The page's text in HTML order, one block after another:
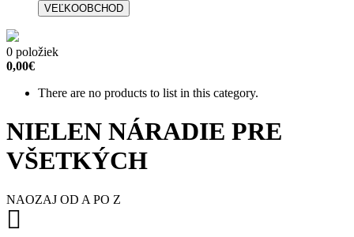
VEĽKOOBCHOD
0 položiek
0,00€
There are no products to list in this category.
NIELEN NÁRADIE PRE
VŠETKÝCH
NAOZAJ OD A PO Z